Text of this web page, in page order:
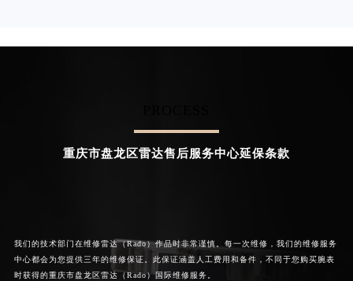
重庆市盘龙区雷达售后服务中心延保条款
我们的技术部门在维修雷达（Rado）作品时非常谨慎。每一次维修，我们的维修服务
中心都会为您提供三年的维修保证。此保证涵盖人工费用和备件，不同于您购买腕表
时获得的重庆市盘龙区雷达（Rado）国际维修服务。